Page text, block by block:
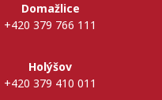
Domažlice
+420 379 766 111
Holýšov
+420 379 410 011